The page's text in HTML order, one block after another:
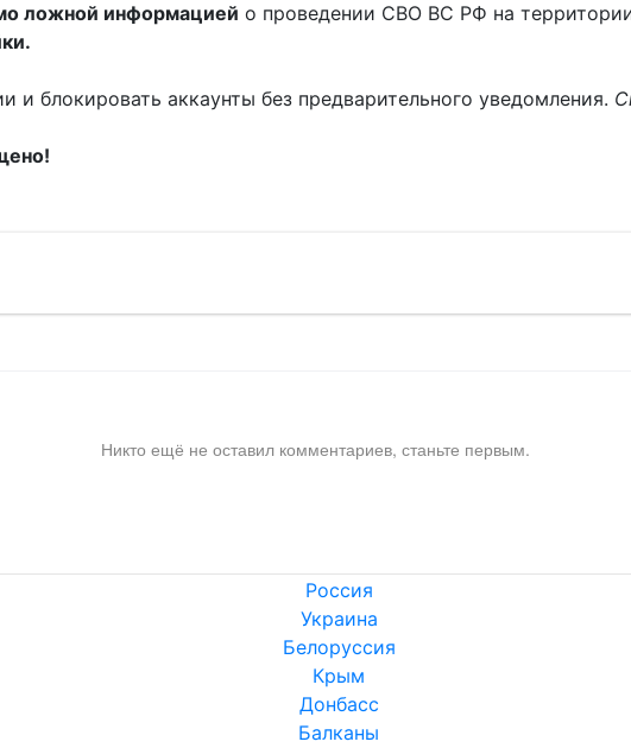
ложной информацией о проведении СВО ВС РФ на
блокировать аккаунты без предварительного уведомления.
Никто ещё не оставил комментариев, станьте первым.
Россия
Украина
Белоруссия
Крым
Донбасс
Балканы